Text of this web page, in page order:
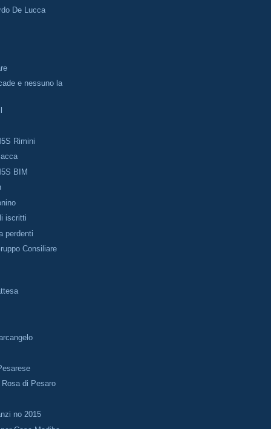
De Lucca
e nessuno la
Rimini
BIM
iscritti
perdenti
Consiliare
di Pesaro
no 2015